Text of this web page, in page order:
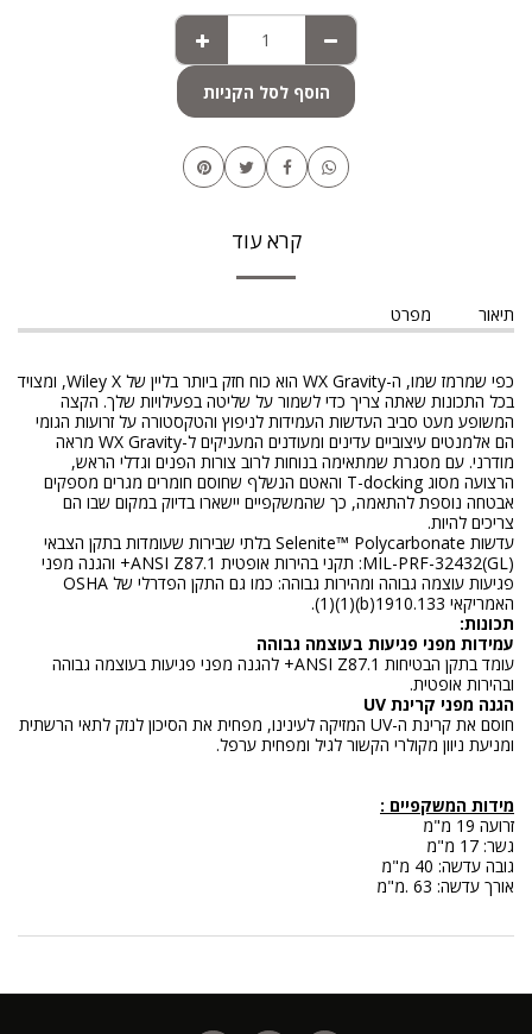
הוסף לסל הקניות
קרא עוד
תיאור מפרט
כפי שמרמז שמו, ה-WX Gravity הוא כוח חזק ביותר בליין של Wiley X, ומצויד
בכל התכונות שאתה צריך כדי לשמור על שליטה בפעילויות שלך. הקצה
המשופע מעט סביב העדשות העמידות לניפוץ והטקסטורה על זרועות הגומי
הם אלמנטים עיצוביים עדינים ומעודנים המעניקים ל-WX Gravity מראה
מודרני. עם מסגרת שמתאימה בנוחות לרוב צורות הפנים וגדלי הראש,
הרצועה מסוג T-docking והאטם הנשלף שחוסם חומרים מגרים מספקים
אבטחה נוספת להתאמה, כך שהמשקפיים יישארו בדיוק במקום שבו הם
צריכים להיות.
עדשות Selenite™ Polycarbonate בלתי שבירות שעומדות בתקן הצבאי
MIL-PRF-32432(GL): תקני בהירות אופטית ANSI Z87.1+ והגנה מפני
פגיעות עוצמה גבוהה ומהירות גבוהה: כמו גם התקן הפדרלי של OSHA
האמריקאי 1910.133(b)(1)(1).
תכונות:
עמידות מפני פגיעות בעוצמה גבוהה
עומד בתקן הבטיחות ANSI Z87.1+ להגנה מפני פגיעות בעוצמה גבוהה
ובהירות אופטית.
הגנה מפני קרינת UV
חוסם את קרינת ה-UV המזיקה לעינינו, מפחית את הסיכון לנזק לתאי הרשתית
ומניעת ניוון מקולרי הקשור לגיל ומפחית ערפל.
מידות המשקפיים :
זרועה 19 מ"מ
גשר: 17 מ"מ
גובה עדשה: 40 מ"מ
אורך עדשה: 63 .מ"מ